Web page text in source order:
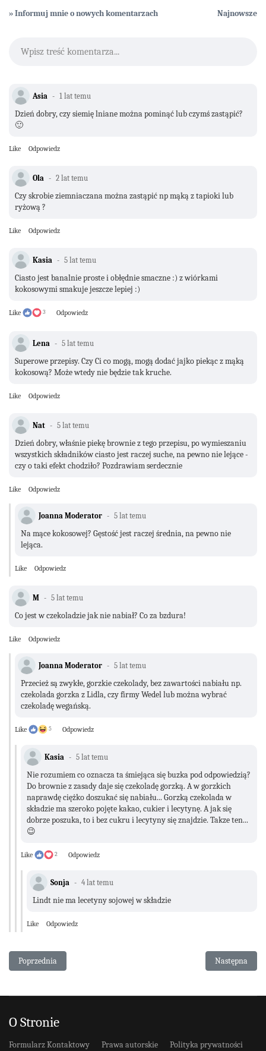
» Informuj mnie o nowych komentarzach Najnowsze
Wpisz treść komentarza...
Asia 1 lat temu
Dzień dobry, czy siemię lniane można pominąć lub czymś zastąpić?
🙂
Like Odpowiedz
Ola 2 lat temu
Czy skrobie ziemniaczana można zastąpić np mąką z tapioki lub
ryżową ?
Like Odpowiedz
Kasia 5 lat temu
Ciasto jest banalnie proste i obłędnie smaczne :) z wiórkami
kokosowymi smakuje jeszcze lepiej :)
Like 3 Odpowiedz
Lena 5 lat temu
Superowe przepisy. Czy Ci co mogą, mogą dodać jajko piekąc z mąką
kokosową? Może wtedy nie będzie tak kruche.
Like Odpowiedz
Nat 5 lat temu
Dzień dobry, właśnie piekę brownie z tego przepisu, po wymieszaniu
wszystkich składników ciasto jest raczej suche, na pewno nie lejące -
czy o taki efekt chodziło? Pozdrawiam serdecznie
Like Odpowiedz
Joanna Moderator 5 lat temu
Na mące kokosowej? Gęstość jest raczej średnia, na pewno nie
lejąca.
Like Odpowiedz
M 5 lat temu
Co jest w czekoladzie jak nie nabiał? Co za bzdura!
Like Odpowiedz
Joanna Moderator 5 lat temu
Przecież są zwykłe, gorzkie czekolady, bez zawartości nabiału np.
czekolada gorzka z Lidla, czy firmy Wedel lub można wybrać
czekoladę wegańską.
Like 5 Odpowiedz
Kasia 5 lat temu
Nie rozumiem co oznacza ta śmiejąca się buzka pod odpowiedzią?
Do brownie z zasady daje się czekoladę gorzką. A w gorzkich
naprawdę ciężko doszukać się nabiału... Gorzką czekolada w
składzie ma szeroko pojęte kakao, cukier i lecytynę. A jak się
dobrze poszuka, to i bez cukru i lecytyny się znajdzie. Takze ten...
😉
Like 2 Odpowiedz
Sonja 4 lat temu
Lindt nie ma lecetyny sojowej w składzie
Like Odpowiedz
Poprzednia strona: Tort Raffaello
Poprzednia Następna
Następna
O Stronie
Formularz Kontaktowy Prawa autorskie Polityka prywatności